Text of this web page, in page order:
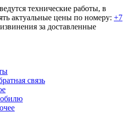
технические работы, в
актуальные цены по номеру: +7
за доставленные
связь